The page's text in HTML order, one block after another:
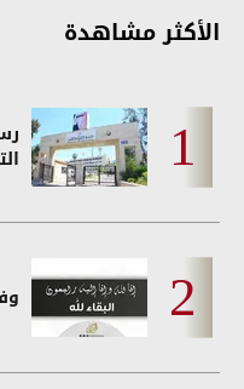
الأكثر مشاهدة